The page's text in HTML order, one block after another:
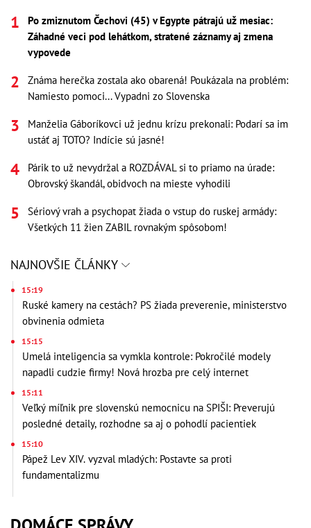
Po zmiznutom Čechovi (45) v Egypte pátrajú už mesiac:
Záhadné veci pod lehátkom, stratené záznamy aj zmena
vypovede
Známa herečka zostala ako obarená! Poukázala na problém:
Namiesto pomoci... Vypadni zo Slovenska
Manželia Gáboríkovci už jednu krízu prekonali: Podarí sa im
ustáť aj TOTO? Indície sú jasné!
Párik to už nevydržal a ROZDÁVAL si to priamo na úrade:
Obrovský škandál, obidvoch na mieste vyhodili
Sériový vrah a psychopat žiada o vstup do ruskej armády:
Všetkých 11 žien ZABIL rovnakým spôsobom!
NAJNOVŠIE ČLÁNKY
15:19
Ruské kamery na cestách? PS žiada preverenie, ministerstvo
obvinenia odmieta
15:15
Umelá inteligencia sa vymkla kontrole: Pokročilé modely
napadli cudzie firmy! Nová hrozba pre celý internet
15:11
Veľký míľnik pre slovenskú nemocnicu na SPIŠI: Preverujú
posledné detaily, rozhodne sa aj o pohodlí pacientiek
15:10
Pápež Lev XIV. vyzval mladých: Postavte sa proti
fundamentalizmu